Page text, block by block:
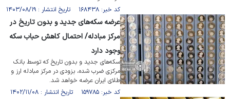
کد خبر: ۱۶۸۴۳۸ تاریخ انتشار : ۱۴۰۳/۰۸/۱۹
عرضه سکه‌های جدید و بدون تاریخ در
مرکز مبادله/ احتمال کاهش حباب سکه
وجود دارد
سکه‌های جدید و بدون تاریخ که توسط بانک
مرکزی ضرب شده، بزودی در مرکز مبادله ارز و
طلای ایران عرضه خواهد شد.
کد خبر: ۱۵۹۷۸۵ تاریخ انتشار : ۱۴۰۲/۱۱/۰۸